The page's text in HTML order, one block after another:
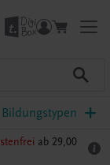
Bildungstypen
ab 29,00